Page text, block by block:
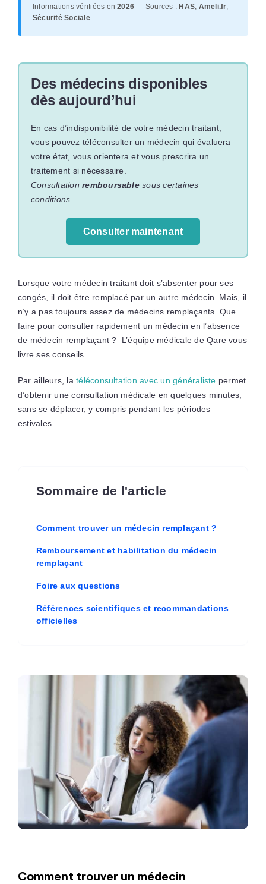
Informations vérifiées en2026 — Sources : HAS, Ameli.fr,
Sécurité Sociale
Des médecins disponibles
dès aujourd’hui
En cas d’indisponibilité de votre médecin traitant,
vous pouvez téléconsulter un médecin qui évaluera
votre état, vous orientera et vous prescrira un
traitement si nécessaire.
Consultationremboursablesous certaines
conditions.
Consulter maintenant
Lorsque votre médecin traitant doit s’absenter pour ses
congés, il doit être remplacé par un autre médecin. Mais, il
n’y a pas toujours assez de médecins remplaçants. Que
faire pour consulter rapidement un médecin en l’absence
de médecin remplaçant ? L’équipe médicale de Qare vous
livre ses conseils.
Par ailleurs, latéléconsultation avec un généraliste permet
d’obtenir une consultation médicale en quelques minutes,
sans se déplacer, y compris pendant les périodes
estivales.
Sommaire de l'article
Comment trouver un médecin remplaçant ?
Remboursement et habilitation du médecin
remplaçant
Foire aux questions
Références scientifiques et recommandations
officielles
Comment trouver un médecin